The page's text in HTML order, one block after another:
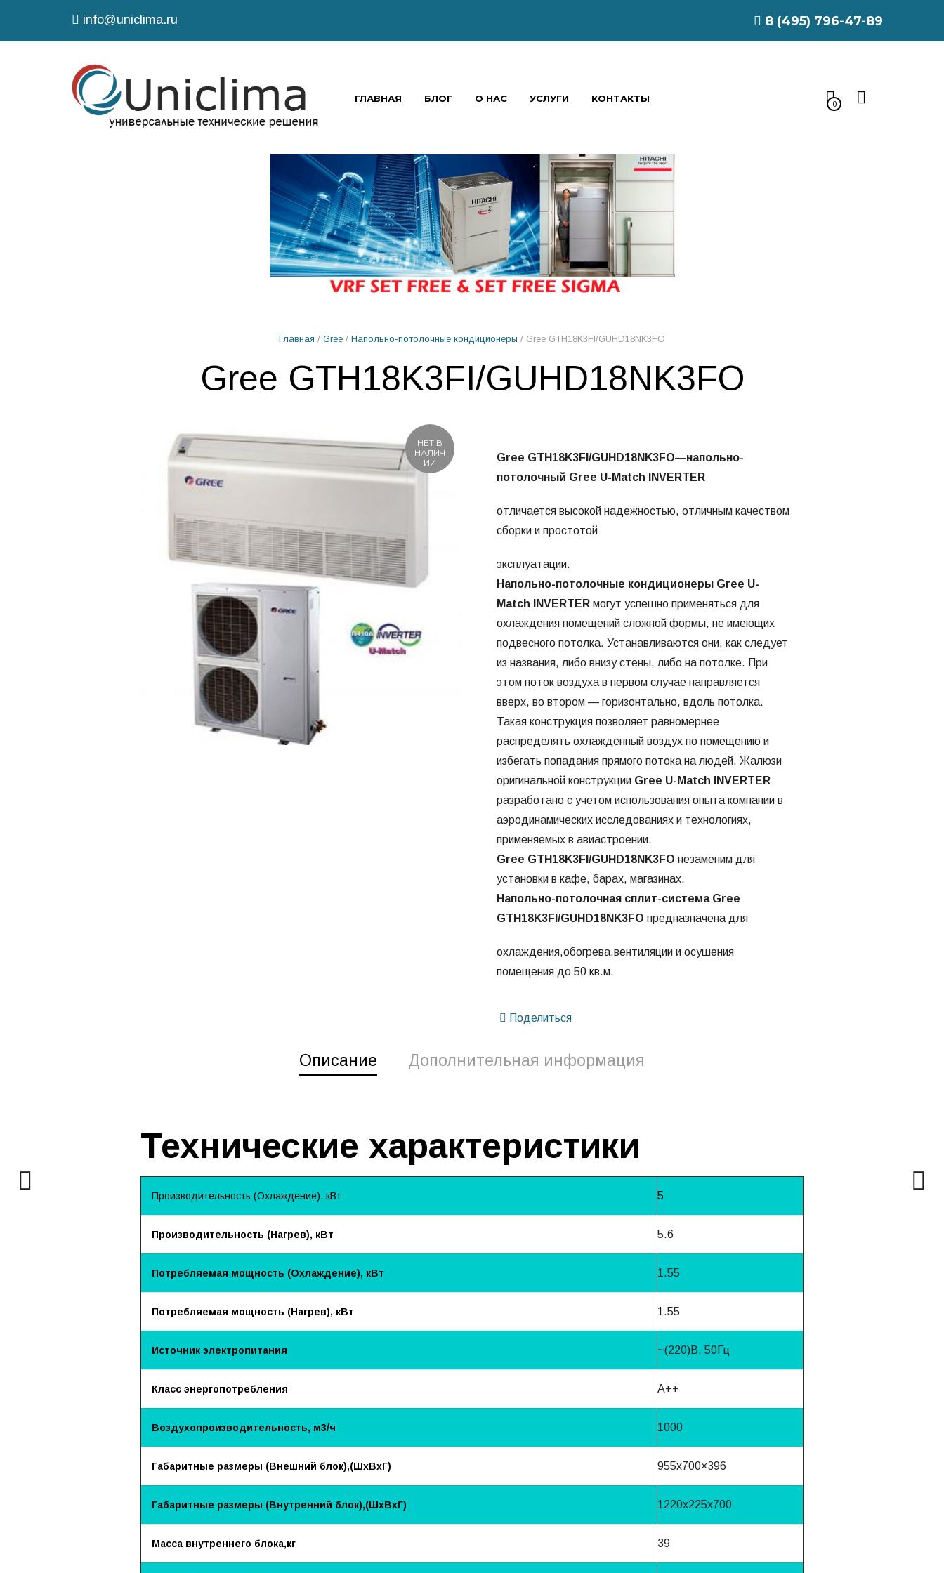
info@uniclima.ru 8 (495) 796-47-89
ГЛАВНАЯ БЛОГ О НАС УСЛУГИ КОНТАКТЫ 0
Главная / Gree / Напольно-потолочные кондиционеры / Gree GTH18K3FI/GUHD18NK3FO
Gree GTH18K3FI/GUHD18NK3FO
НЕТ В
НАЛИЧ
ИИ
Gree GTH18K3FI/GUHD18NK3FO—напольно-
потолочный Gree U-Match INVERTER
отличается высокой надежностью, отличным качеством
сборки и простотой
эксплуатации.
Напольно-потолочные кондиционеры Gree U-
Match INVERTERмогут успешно применяться для
охлаждения помещений сложной формы, не имеющих
подвесного потолка. Устанавливаются они, как следует
из названия, либо внизу стены, либо на потолке. При
этом поток воздуха в первом случае направляется
вверх, во втором — горизонтально, вдоль потолка.
Такая конструкция позволяет равномернее
распределять охлаждённый воздух по помещению и
избегать попадания прямого потока на людей. Жалюзи
оригинальной конструкции Gree U-Match INVERTER
разработано с учетом использования опыта компании в
аэродинамических исследованиях и технологиях,
применяемых в авиастроении.
Gree GTH18K3FI/GUHD18NK3FO незаменим для
установки в кафе, барах, магазинах.
Напольно-потолочная сплит-система Gree
GTH18K3FI/GUHD18NK3FO предназначена для
охлаждения,обогрева,вентиляции и осушения
помещения до 50 кв.м.
Поделиться
Описание Дополнительная информация
Технические характеристики
Производительность (Охлаждение), кВт 5
Производительность (Нагрев), кВт 5.6
Потребляемая мощность (Охлаждение), кВт 1.55
Потребляемая мощность (Нагрев), кВт 1.55
Источник электропитания ~(220)B, 50Гц
Класс энергопотребления А++
Воздухопроизводительность, м3/ч 1000
Габаритные размеры (Внешний блок),(ШхВхГ) 955х700×396
Габаритные размеры (Внутренний блок),(ШхВхГ) 1220х225х700
Масса внутреннего блока,кг 39